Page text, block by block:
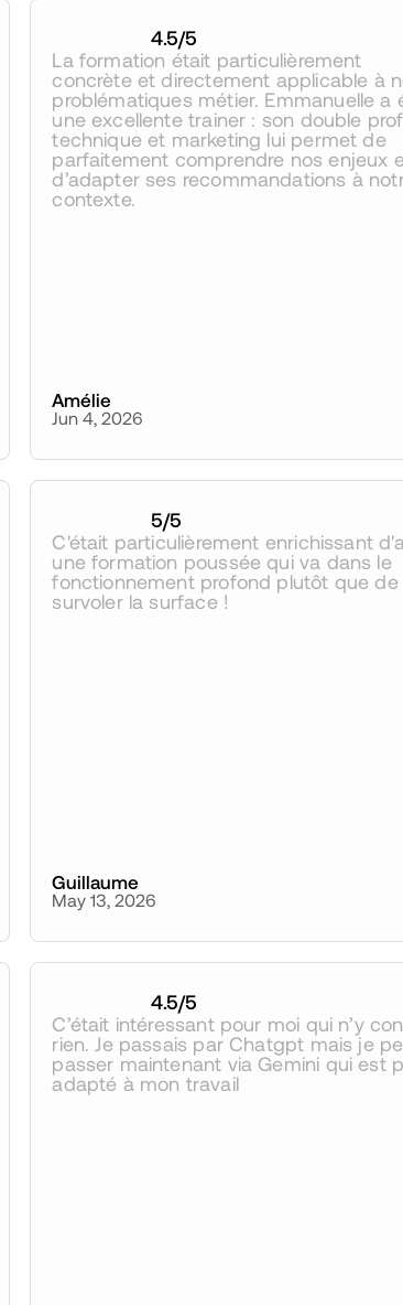
4.5/5
La formation était particulièrement
concrète et directement applicable à
problématiques métier. Emmanuelle a
une excellente trainer : son double
technique et marketing lui permet de
parfaitement comprendre nos enjeux
d’adapter ses recommandations à
contexte.
Amélie
Jun 4, 2026
5/5
C'était particulièrement enrichissant
une formation poussée qui va dans le
fonctionnement profond plutôt que de
survoler la surface !
Guillaume
May 13, 2026
4.5/5
C’était intéressant pour moi qui n’y
rien. Je passais par Chatgpt mais je
passer maintenant via Gemini qui est
adapté à mon travail